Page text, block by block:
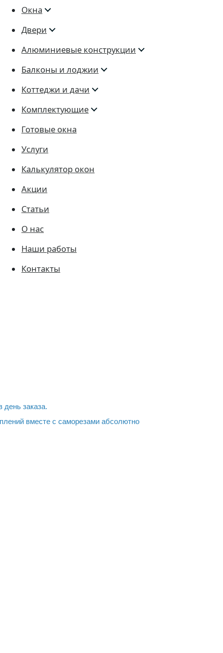
Окна
Двери
Алюминиевые конструкции
Балконы и лоджии
Коттеджи и дачи
Комплектующие
Готовые окна
Услуги
Калькулятор окон
Акции
Статьи
О нас
Наши работы
Контакты
заказа.
вместе с саморезами абсолютно